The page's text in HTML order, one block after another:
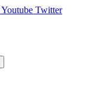
Youtube Twitter